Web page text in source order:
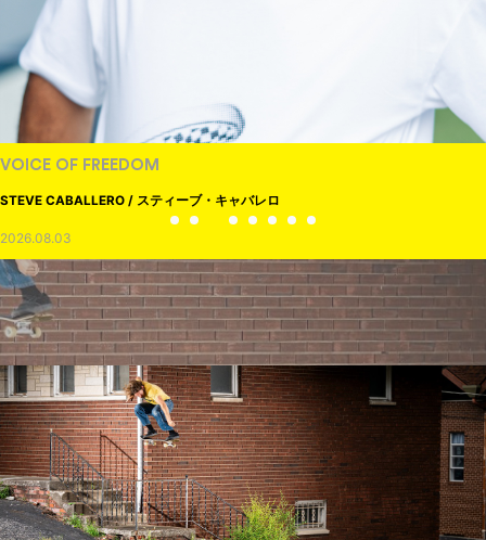
VOICE OF FREEDOM
STEVE CABALLERO / スティーブ・キャバレロ
2026.08.03